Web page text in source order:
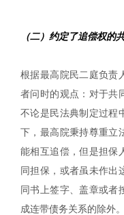
（二）约定了追偿权的
根据最高院民二庭负责
者问时的观点：对于共
不论是民法典制定过程
下，最高院秉持尊重立
能相互追偿，但是担保
同担保，或者虽未作出
同书上签字、盖章或者
成连带债务关系的除外。